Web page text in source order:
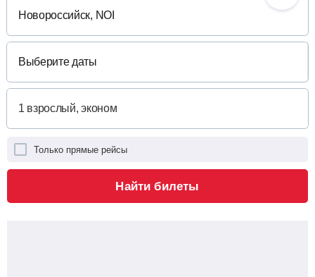
Выберите даты
Только прямые рейсы
Найти билеты